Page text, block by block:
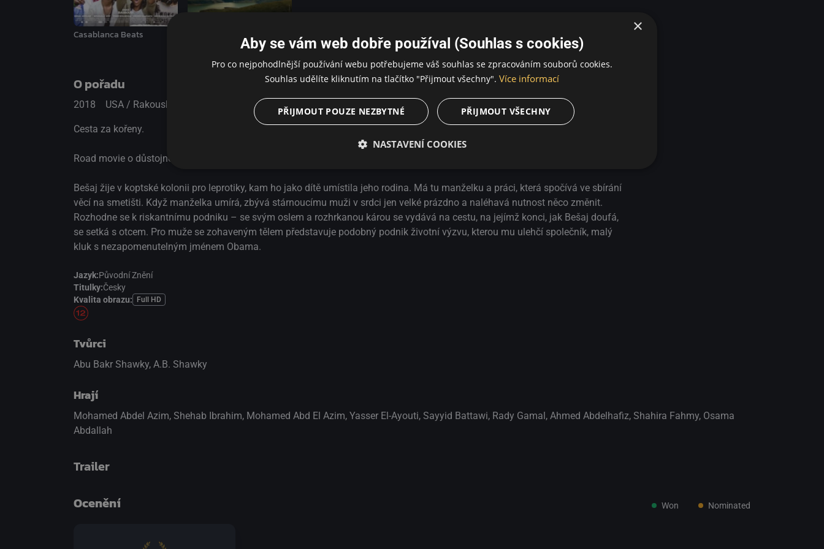
Casablanca Beats
O pořadu
2018 USA / Rakousko / Egypt Dobrodružný / Komedie / Drama
Cesta za kořeny.
Road movie o důstojnosti a odvaze přijmout jinakost, která se na první pohled může zdát ohyzdná.
Bešaj žije v koptské kolonii pro leprotiky, kam ho jako dítě umístila jeho rodina. Má tu manželku a práci, která spočívá ve sbírání
věcí na smetišti. Když manželka umírá, zbývá stárnoucímu muži v srdci jen velké prázdno a naléhavá nutnost něco změnit.
Rozhodne se k riskantnímu podniku – se svým oslem a rozhrkanou károu se vydává na cestu, na jejímž konci, jak Bešaj doufá,
se setká s otcem. Pro muže se zohaveným tělem představuje podobný podnik životní výzvu, kterou mu ulehčí společník, malý
kluk s nezapomenutelným jménem Obama.
Jazyk:Původní Znění
Titulky:Česky
Kvalita obrazu:
Full HD
Tvůrci
Abu Bakr Shawky, A.B. Shawky
Hrají
Mohamed Abdel Azim, Shehab Ibrahim, Mohamed Abd El Azim, Yasser El-Ayouti, Sayyid Battawi, Rady Gamal , Ahmed Abdelhafiz, Shahira Fahmy, Osama
Abdallah
Trailer
přepnout na HTML5 přehrávač
Ocenění Won Nominated
×
Aby se vám web dobře používal (Souhlas s cookies)
Pro co nejpohodlnější používání webu potřebujeme váš souhlas se zpracováním souborů cookies.
Souhlas udělíte kliknutím na tlačítko "Přijmout všechny". Více informací
PŘIJMOUT VŠECHNY
PŘIJMOUT POUZE NEZBYTNÉ
NASTAVENÍ COOKIES